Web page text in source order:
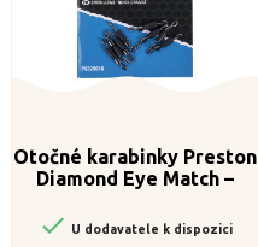
Otočné karabinky Preston
Diamond Eye Match –
 U dodavatele k dispozici